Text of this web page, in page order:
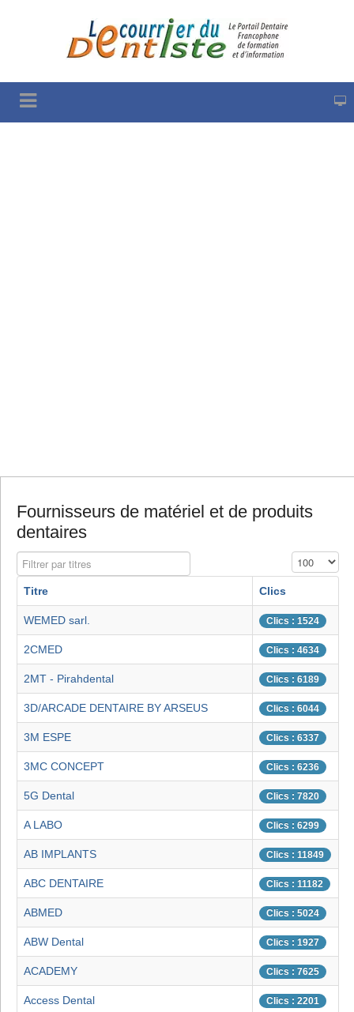
Fournisseurs de matériel et de produits
dentaires
Filtrer par titres Affichage #
Titre Clics
WEMED sarl. Clics : 1524
2CMED Clics : 4634
2MT - Pirahdental Clics : 6189
3D/ARCADE DENTAIRE BY ARSEUS Clics : 6044
3M ESPE Clics : 6337
3MC CONCEPT Clics : 6236
5G Dental Clics : 7820
A LABO Clics : 6299
AB IMPLANTS Clics : 11849
ABC DENTAIRE Clics : 11182
ABMED Clics : 5024
ABW Dental Clics : 1927
ACADEMY Clics : 7625
Access Dental Clics : 2201